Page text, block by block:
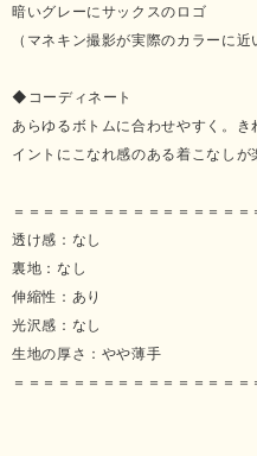
暗いグレーにサックスのロゴ
（マネキン撮影が実際のカラーに近
◆コーディネート
あらゆるボトムに合わせやすく。
イントにこなれ感のある着こなしが
＝＝＝＝＝＝＝＝＝＝＝＝＝＝＝＝
透け感：なし
裏地：なし
伸縮性：あり
光沢感：なし
生地の厚さ：やや薄手
＝＝＝＝＝＝＝＝＝＝＝＝＝＝＝＝